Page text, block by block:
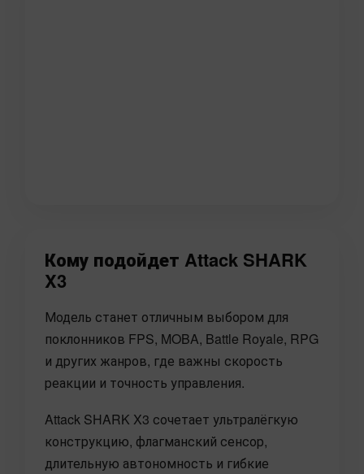
Кому подойдет Attack SHARK
X3
Модель станет отличным выбором для
поклонников FPS, MOBA, Battle Royale, RPG
и других жанров, где важны скорость
реакции и точность управления.
Attack SHARK X3 сочетает ультралёгкую
конструкцию, флагманский сенсор,
длительную автономность и гибкие